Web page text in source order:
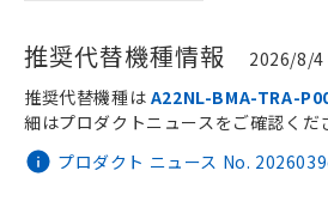
推奨代替機種情報 2026/8/4
プロダクト ニュース No.
推奨代替機種は A22NL-BMA-TRA-
細はプロダクトニュースをご確認くだ